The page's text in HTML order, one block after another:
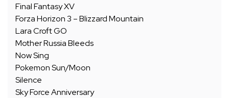
Final Fantasy XV
Forza Horizon 3 – Blizzard Mountain
Lara Croft GO
Mother Russia Bleeds
Now Sing
Pokemon Sun/Moon
Silence
Sky Force Anniversary